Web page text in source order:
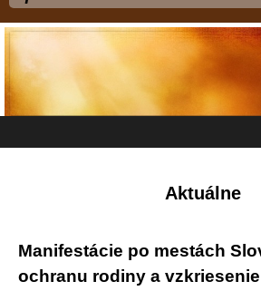
Aktuálne
Manifestácie po mestách
ochranu rodiny a